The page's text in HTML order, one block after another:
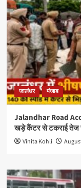
जालंधर पंजाब
Jalandhar Road
खड़े कैंटर से टकराई तेज
Vinita Kohli